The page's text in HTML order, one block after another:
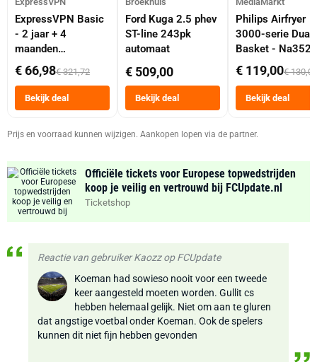
ExpressVPN Basic
- 2 jaar + 4
maanden
abonnement
€ 66,98€ 321,72
Bekijk deal
Ford Kuga 2.5 phev
ST-line 243pk
automaat
€ 509,00
Bekijk deal
Philips Airfryer
3000-serie Dual
Basket -
Dubbele Mand 9
Tot 6 Personen
Heteluchtfriteuse
Zwart
€ 119,00€ 130,00
Bekijk deal
Prijs en voorraad kunnen wijzigen. Aankopen lopen via de partner.
Officiële tickets voor Europese topwedstrijden
koop je veilig en vertrouwd bij FCUpdate.nl
Ticketshop
Reactie van gebruiker Kaozz op FCUpdate
Koeman had sowieso nooit voor een tweede
keer aangesteld moeten worden. Gullit cs
hebben helemaal gelijk. Niet om aan te gluren
dat angstige voetbal onder Koeman. Ook de spelers
kunnen dit niet fijn hebben gevonden